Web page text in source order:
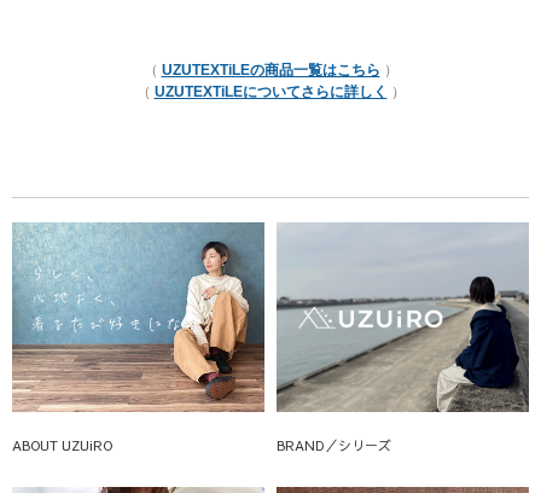
（ UZUTEXTiLEの商品一覧はこちら ）
（ UZUTEXTiLEについてさらに詳しく ）
ABOUT UZUiRO BRAND／シリーズ